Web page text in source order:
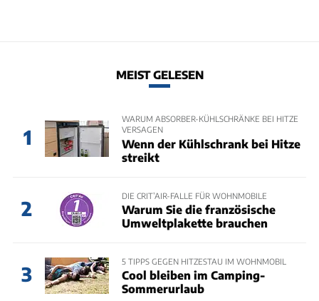
MEIST GELESEN
1
WARUM ABSORBER-KÜHLSCHRÄNKE BEI HITZE
VERSAGEN
Wenn der Kühlschrank bei Hitze
streikt
2
DIE CRIT’AIR-FALLE FÜR WOHNMOBILE
Warum Sie die französische
Umweltplakette brauchen
3
5 TIPPS GEGEN HITZESTAU IM WOHNMOBIL
Cool bleiben im Camping-
Sommerurlaub